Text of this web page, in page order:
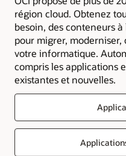
région cloud. Obtenez
besoin, des conteneurs
pour migrer,
votre informatique.
compris les applications
existantes et nouvelles.